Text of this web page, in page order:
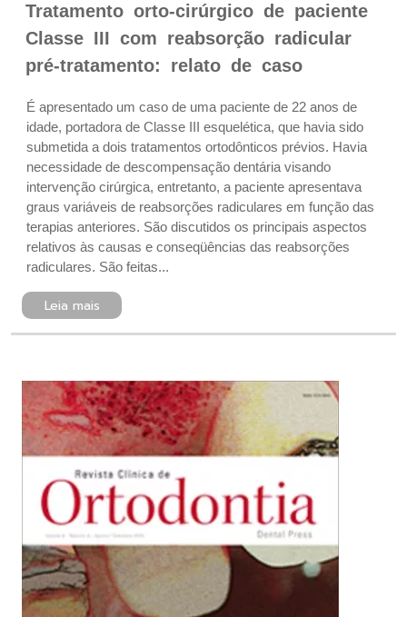
Tratamento orto-cirúrgico de paciente
Classe III com reabsorção radicular
pré-tratamento: relato de caso
É apresentado um caso de uma paciente de 22 anos de
idade, portadora de Classe III esquelética, que havia sido
submetida a dois tratamentos ortodônticos prévios. Havia
necessidade de descompensação dentária visando
intervenção cirúrgica, entretanto, a paciente apresentava
graus variáveis de reabsorções radiculares em função das
terapias anteriores. São discutidos os principais aspectos
relativos às causas e conseqüências das reabsorções
radiculares. São feitas...
Leia mais